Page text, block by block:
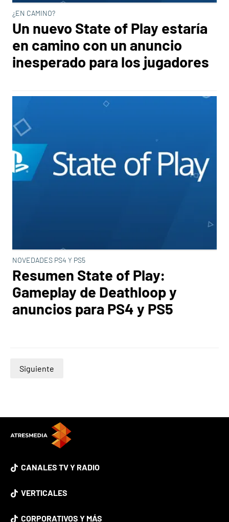
¿EN CAMINO?
Un nuevo State of Play estaría
en camino con un anuncio
inesperado para los jugadores
NOVEDADES PS4 Y PS5
Resumen State of Play:
Gameplay de Deathloop y
anuncios para PS4 y PS5
Siguiente
CANALES TV Y RADIO
VERTICALES
CORPORATIVOS Y MÁS